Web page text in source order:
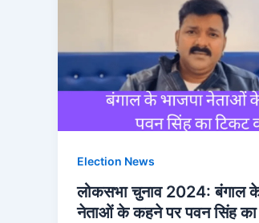
Election News
लोकसभा चुनाव 2024: बंगाल
नेताओं के कहने पर पवन सिंह का